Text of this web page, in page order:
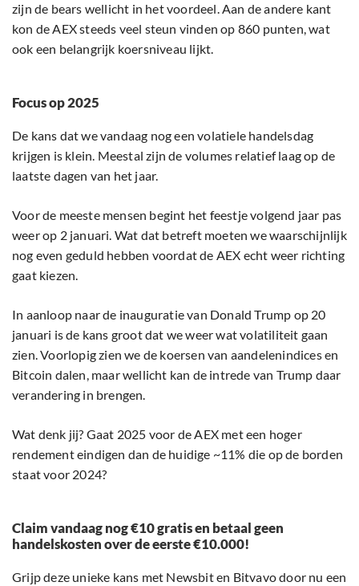
zijn de bears wellicht in het voordeel. Aan de andere kant
kon de AEX steeds veel steun vinden op 860 punten, wat
ook een belangrijk koersniveau lijkt.
Focus op 2025
De kans dat we vandaag nog een volatiele handelsdag
krijgen is klein. Meestal zijn de volumes relatief laag op de
laatste dagen van het jaar.
Voor de meeste mensen begint het feestje volgend jaar pas
weer op 2 januari. Wat dat betreft moeten we waarschijnlijk
nog even geduld hebben voordat de AEX echt weer richting
gaat kiezen.
In aanloop naar de inauguratie van Donald Trump op 20
januari is de kans groot dat we weer wat volatiliteit gaan
zien. Voorlopig zien we de koersen van aandelenindices en
Bitcoin dalen, maar wellicht kan de intrede van Trump daar
verandering in brengen.
Wat denk jij? Gaat 2025 voor de AEX met een hoger
rendement eindigen dan de huidige ~11% die op de borden
staat voor 2024?
Claim vandaag nog €10 gratis en betaal geen
handelskosten over de eerste €10.000!
Grijp deze unieke kans met Newsbit en Bitvavo door nu een